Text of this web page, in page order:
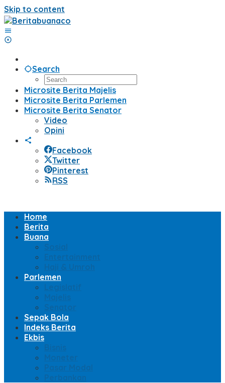
Skip to content
Search
Microsite Berita Majelis
Microsite Berita Parlemen
Microsite Berita Senator
Video
Opini
Facebook
Twitter
Pinterest
RSS
Home
Berita
Buana
Sosial
Entertainment
Haji & Umroh
Parlemen
Legislatif
Majelis
Senator
Sepak Bola
Indeks Berita
Ekbis
Bisnis
Moneter
Pasar Modal
Perbankan